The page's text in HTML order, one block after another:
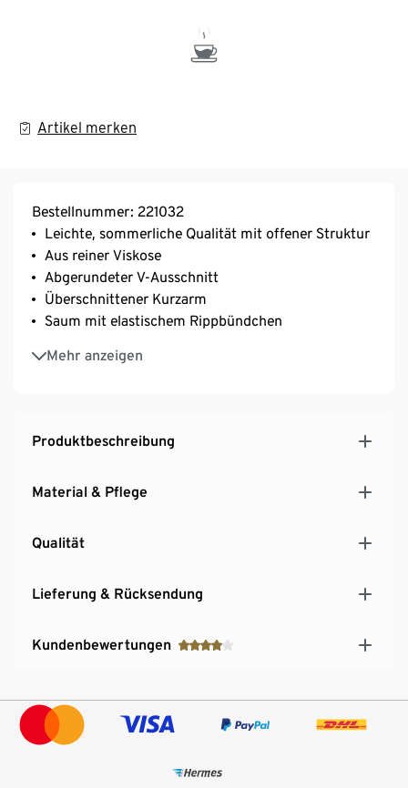
Artikel merken
Bestellnummer: 221032
Leichte, sommerliche Qualität mit offener Struktur
Aus reiner Viskose
Abgerundeter V-Ausschnitt
Überschnittener Kurzarm
Saum mit elastischem Rippbündchen
Mehr anzeigen
Hochwertige Strickdetails auf der Vorderseite
Produktbeschreibung
Material & Pflege
Qualität
Lieferung & Rücksendung
Kundenbewertungen